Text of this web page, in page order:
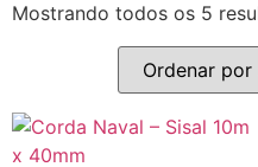
Mostrando todos os 5